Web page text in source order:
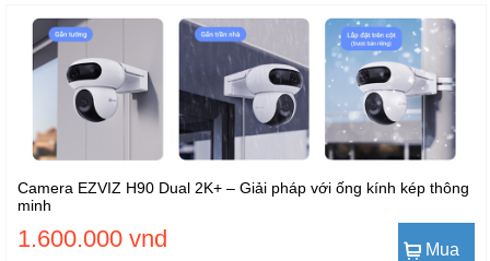
Camera EZVIZ H90 Dual 2K+ – Giải pháp với ống kính kép thông
minh
1.600.000 vnd Mua